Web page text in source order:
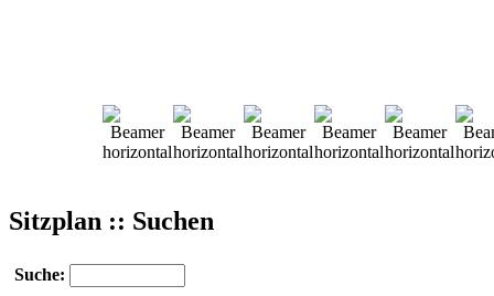
Sitzplan :: Suchen
Suche: